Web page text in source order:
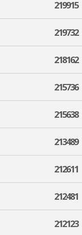
219915
219732
218162
215736
215638
213489
212611
212481
212123